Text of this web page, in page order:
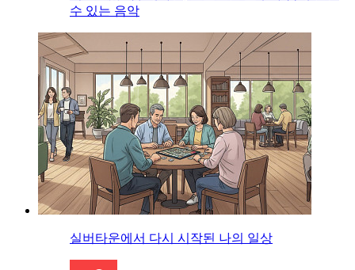
수 있는 음악
실버타운에서 다시 시작된 나의 일상